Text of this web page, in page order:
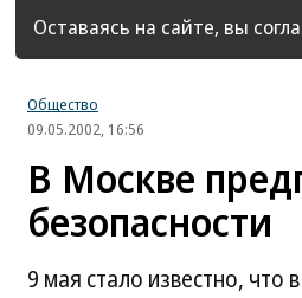
Оставаясь на сайте, вы
Общество
09.05.2002, 16:56
В Москве
безопасности
9 мая стало известно, что